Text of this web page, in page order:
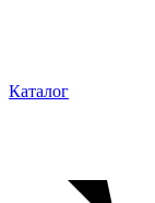
Каталог